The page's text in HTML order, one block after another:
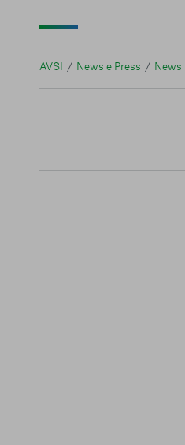
AVSI News e Press News